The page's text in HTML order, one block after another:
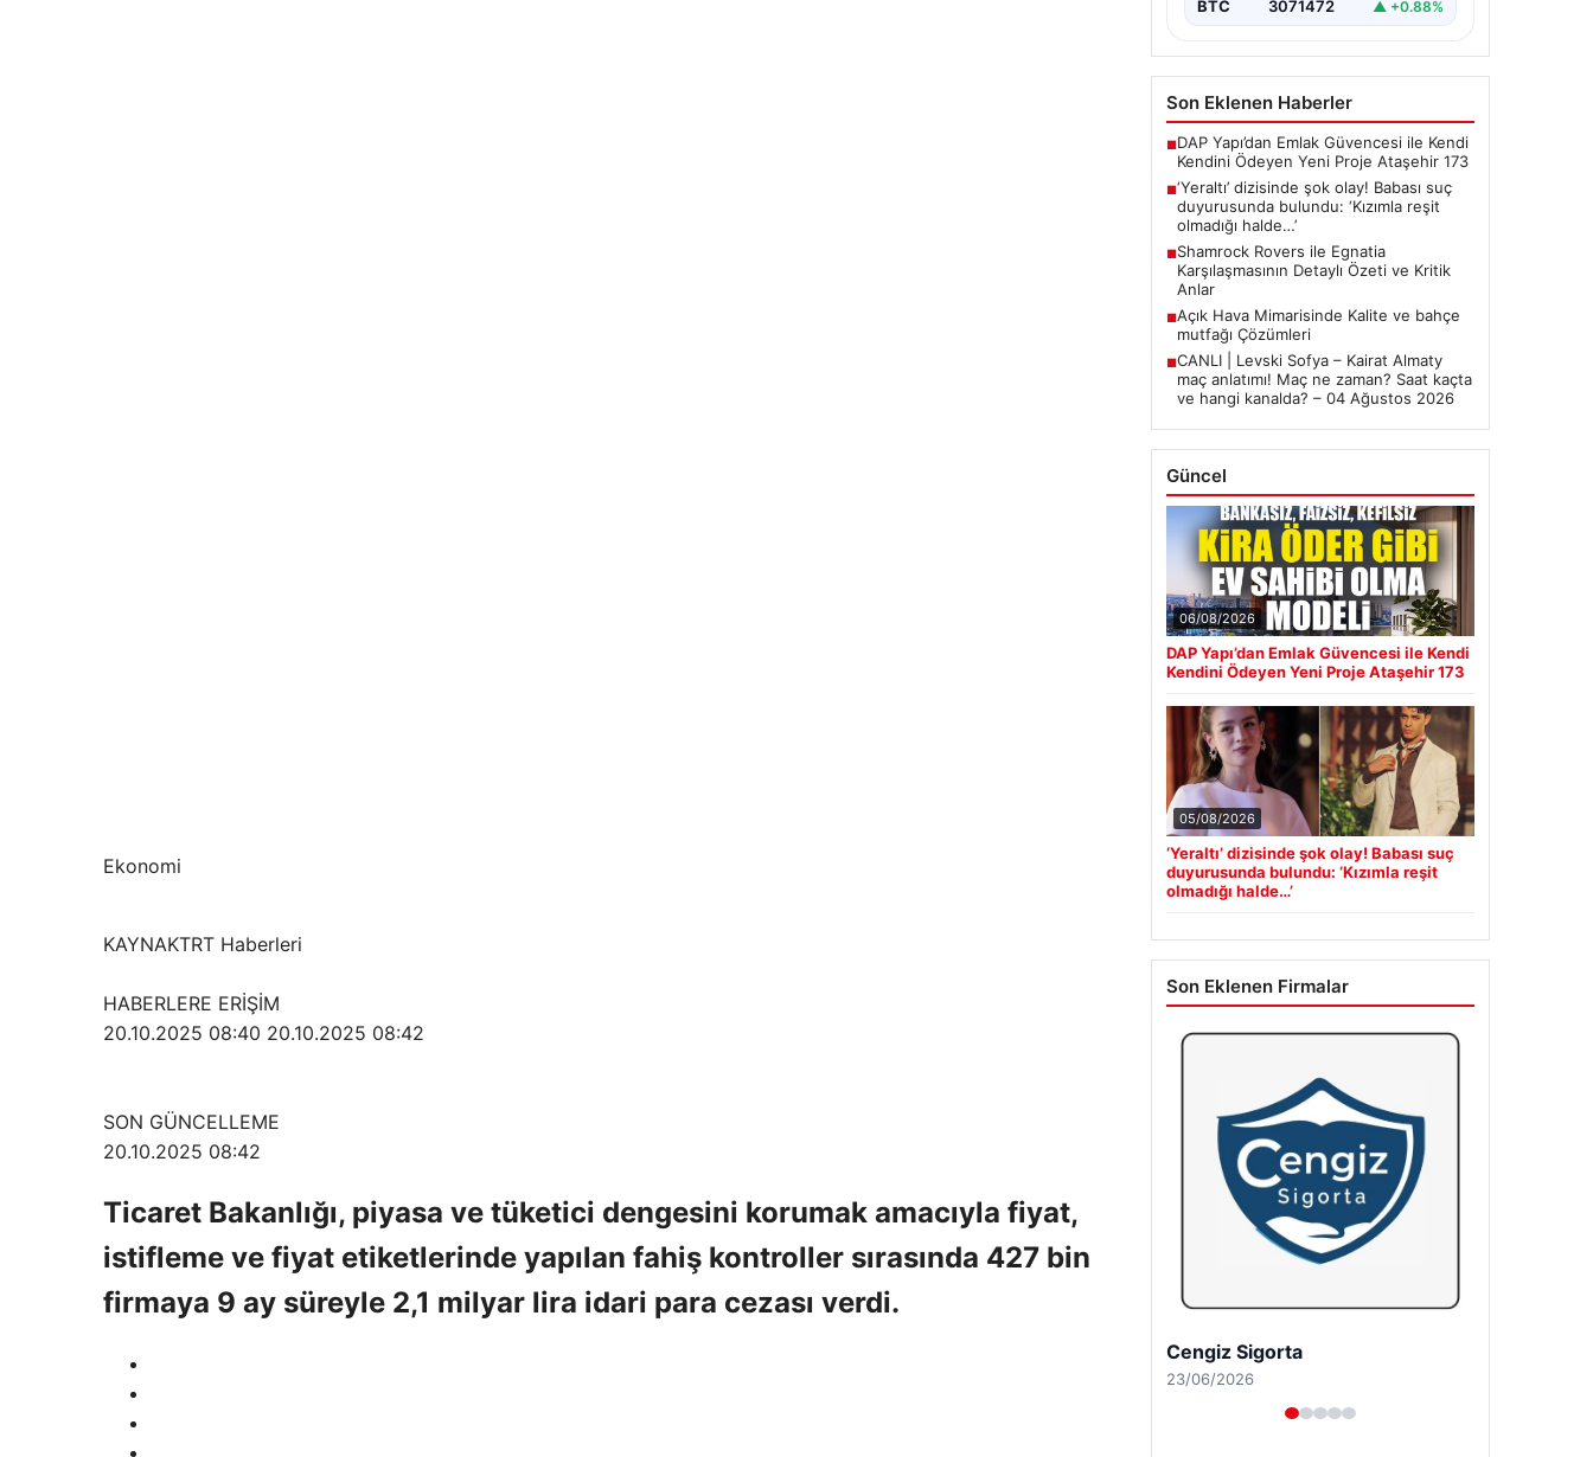
Ekonomi
KAYNAKTRT Haberleri
HABERLERE ERİŞİM
20.10.2025 08:40 20.10.2025 08:42
SON GÜNCELLEME
20.10.2025 08:42
Ticaret Bakanlığı, piyasa ve tüketici dengesini korumak amacıyla fiyat,
istifleme ve fiyat etiketlerinde yapılan fahiş kontroller sırasında 427 bin
firmaya 9 ay süreyle 2,1 milyar lira idari para cezası verdi.
BTC 3071472 ▲ +0.88%
Son Eklenen Haberler
■DAP Yapı’dan Emlak Güvencesi ile Kendi
Kendini Ödeyen Yeni Proje Ataşehir 173
■‘Yeraltı’ dizisinde şok olay! Babası suç
duyurusunda bulundu: ‘Kızımla reşit
olmadığı halde…’
■Shamrock Rovers ile Egnatia
Karşılaşmasının Detaylı Özeti ve Kritik
Anlar
■Açık Hava Mimarisinde Kalite ve bahçe
mutfağı Çözümleri
■CANLI | Levski Sofya – Kairat Almaty
maç anlatımı! Maç ne zaman? Saat kaçta
ve hangi kanalda? – 04 Ağustos 2026
Güncel
06/08/2026
DAP Yapı’dan Emlak Güvencesi ile Kendi
Kendini Ödeyen Yeni Proje Ataşehir 173
05/08/2026
‘Yeraltı’ dizisinde şok olay! Babası suç
duyurusunda bulundu: ‘Kızımla reşit
olmadığı halde…’
Son Eklenen Firmalar
Hastaş Beton
26/05/2026